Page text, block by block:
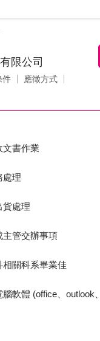
限公司
件
應徵方式
文書作業
處理
貨處理
主管交辦事項
相關科系畢業佳
腦軟體 (office、outlook